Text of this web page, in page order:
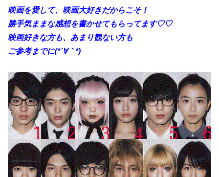
映画を愛して、映画大好きだからこそ！
勝手気ままな感想を書かせてもらってます♡♡
映画好きな方も、あまり観ない方も
ご参考までに(*´∀｀*)